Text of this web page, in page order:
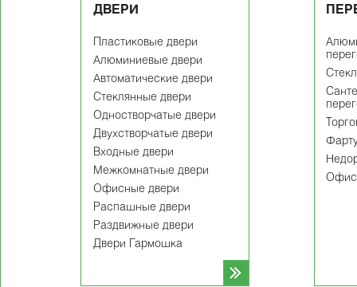
ДВЕРИ
Пластиковые двери
Алюминиевые двери
Автоматические двери
Стеклянные двери
Одностворчатые двери
Двухстворчатые двери
Входные двери
Межкомнатные двери
Офисные двери
Распашные двери
Раздвижные двери
Двери Гармошка